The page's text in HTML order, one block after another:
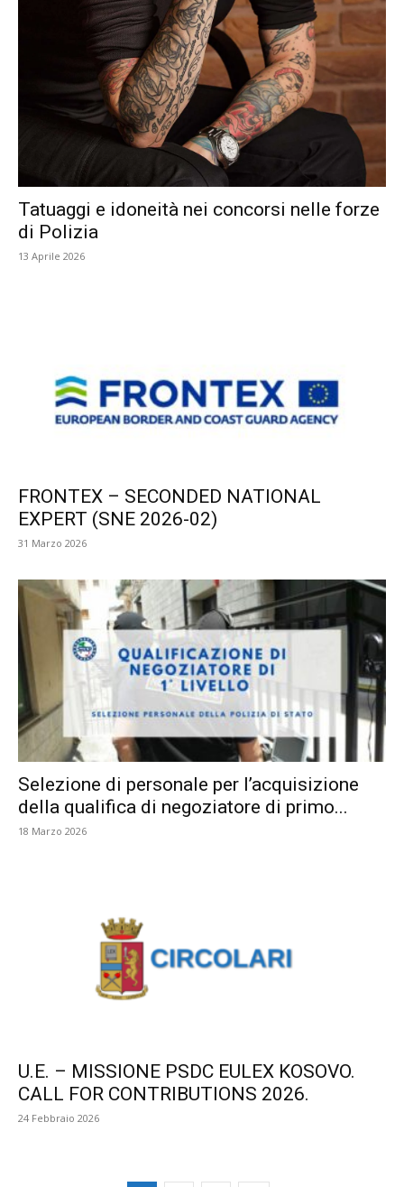
Tatuaggi e idoneità nei concorsi nelle forze
di Polizia
13 Aprile 2026
FRONTEX – SECONDED NATIONAL
EXPERT (SNE 2026-02)
31 Marzo 2026
Selezione di personale per l’acquisizione
della qualifica di negoziatore di primo...
18 Marzo 2026
U.E. – MISSIONE PSDC EULEX KOSOVO.
CALL FOR CONTRIBUTIONS 2026.
24 Febbraio 2026